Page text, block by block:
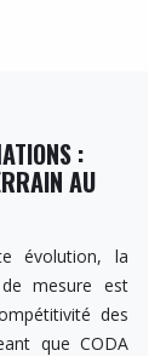
:
AU
évolution, la
mesure est
des
que CODA